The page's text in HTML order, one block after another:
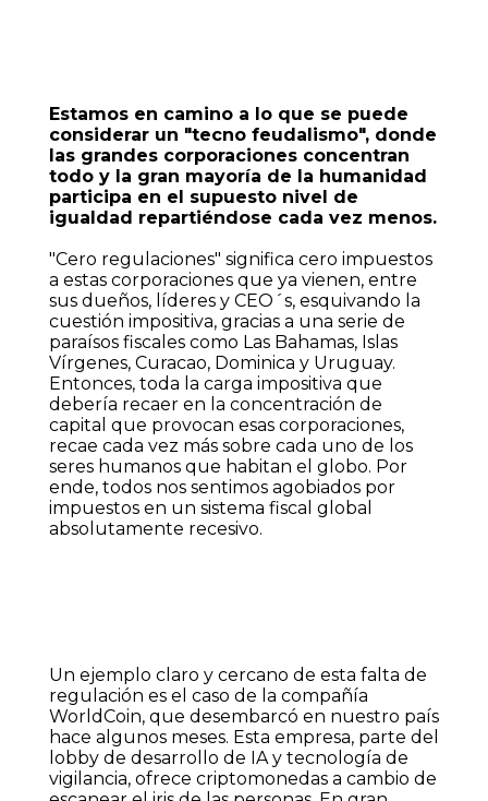
Estamos en camino a lo que se puede
considerar un "tecno feudalismo", donde
las grandes corporaciones concentran
todo y la gran mayoría de la humanidad
participa en el supuesto nivel de
igualdad repartiéndose cada vez menos.
"Cero regulaciones" significa cero impuestos
a estas corporaciones que ya vienen, entre
sus dueños, líderes y CEO´s, esquivando la
cuestión impositiva, gracias a una serie de
paraísos fiscales como Las Bahamas, Islas
Vírgenes, Curacao, Dominica y Uruguay.
Entonces, toda la carga impositiva que
debería recaer en la concentración de
capital que provocan esas corporaciones,
recae cada vez más sobre cada uno de los
seres humanos que habitan el globo. Por
ende, todos nos sentimos agobiados por
impuestos en un sistema fiscal global
absolutamente recesivo.
Un ejemplo claro y cercano de esta falta de
regulación es el caso de la compañía
WorldCoin, que desembarcó en nuestro país
hace algunos meses. Esta empresa, parte del
lobby de desarrollo de IA y tecnología de
vigilancia, ofrece criptomonedas a cambio de